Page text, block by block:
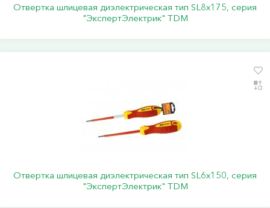
Отвертка шлицевая диэлектрическая тип SL8х175, серия
"ЭкспертЭлектрик" TDM
Отвертка шлицевая диэлектрическая тип SL6х150, серия
"ЭкспертЭлектрик" TDM